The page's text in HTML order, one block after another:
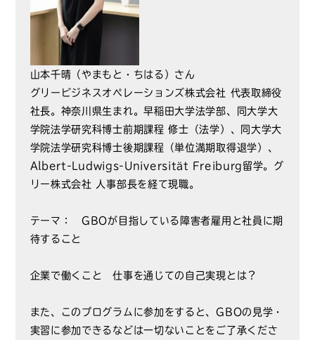
山本千晴（やまもと・ちはる）さん
グリービジネスオペレーションズ株式会社 代表取締役
社長。神奈川県生まれ。早稲田大学法学部、同大学大
学院法学研究科博士前期課程 修士（法学）、同大学大
学院法学研究科博士後期課程（単位満期取得退学）、
Albert-Ludwigs-Universität Freiburg留学。グ
リー株式会社 人事部長を経て現職。
テーマ： GBOが目指している障害者雇用と社員に期
待すること
企業で働くこと 仕事を通じての自己実現とは？
また、このプログラムに参加をすると、GBOの見学・
実習に参加できるなどは一切ないことをご了承くださ